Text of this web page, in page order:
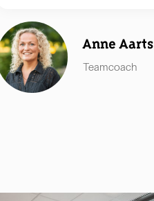
Anne Aarts
Teamcoach